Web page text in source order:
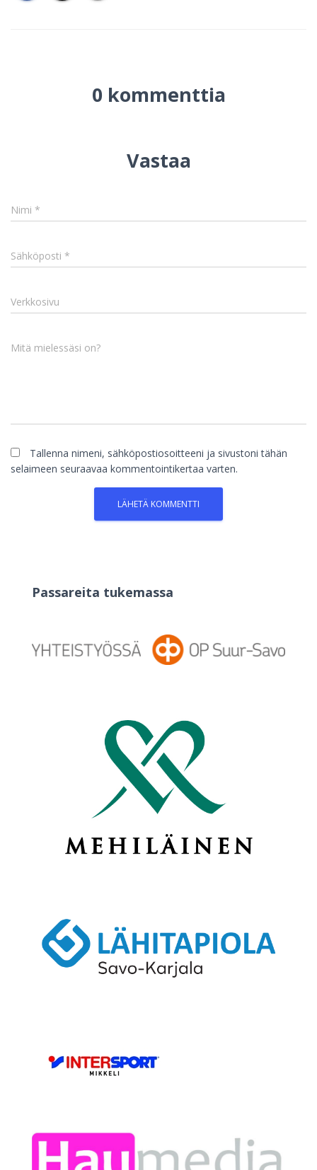
0 kommenttia
Vastaa
Nimi *
Sähköposti *
Verkkosivu
Mitä mielessäsi on?
Tallenna nimeni, sähköpostiosoitteeni ja sivustoni tähän
selaimeen seuraavaa kommentointikertaa varten.
Passareita tukemassa